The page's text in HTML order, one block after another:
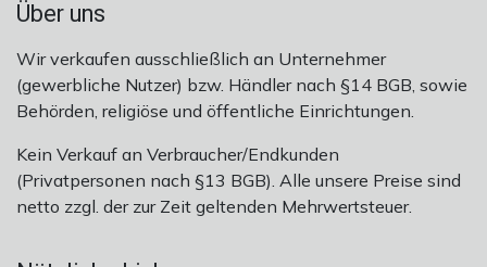
Über uns
Wir verkaufen ausschließlich an Unternehmer
(gewerbliche Nutzer) bzw. Händler nach §14 BGB, sowie
Behörden, religiöse und öffentliche Einrichtungen.
Kein Verkauf an Verbraucher/Endkunden
(Privatpersonen nach §13 BGB). Alle unsere Preise sind
netto zzgl. der zur Zeit geltenden Mehrwertsteuer.